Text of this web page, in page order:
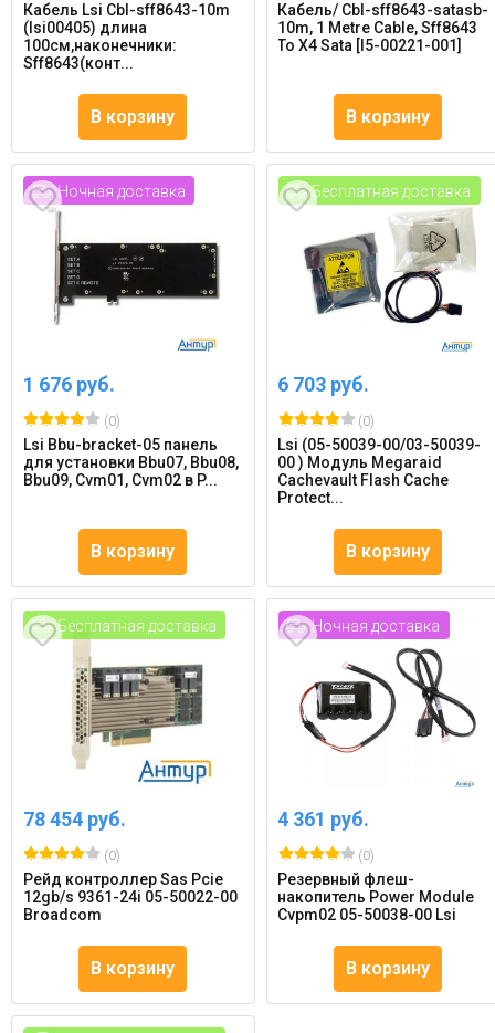
Кабель Lsi Cbl-sff8643-10m
(lsi00405) длина
100см,наконечники:
Sff8643(конт...
В корзину
Кабель/ Cbl-sff8643-satasb-
10m, 1 Metre Cable, Sff8643
To X4 Sata [l5-00221-001]
В корзину
Ночная доставка
1 676 руб.
(0)
Lsi Bbu-bracket-05 панель
для установки Bbu07, Bbu08,
Bbu09, Cvm01, Cvm02 в P...
В корзину
Бесплатная доставка
6 703 руб.
(0)
Lsi (05-50039-00/03-50039-
00 ) Модуль Megaraid
Cachevault Flash Cache
Protect...
В корзину
Бесплатная доставка
78 454 руб.
(0)
Рейд контроллер Sas Pcie
12gb/s 9361-24i 05-50022-00
Broadcom
В корзину
Ночная доставка
4 361 руб.
(0)
Резервный флеш-
накопитель Power Module
Cvpm02 05-50038-00 Lsi
В корзину